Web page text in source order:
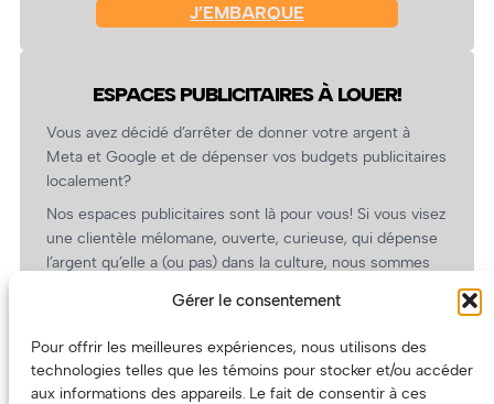
Gérer le consentement
Pour offrir les meilleures expériences, nous utilisons des
technologies telles que les témoins pour stocker et/ou accéder
aux informations des appareils. Le fait de consentir à ces
J’EMBARQUE
ESPACES PUBLICITAIRES À LOUER!
Vous avez décidé d’arrêter de donner votre argent à
Meta et Google et de dépenser vos budgets publicitaires
localement?
Nos espaces publicitaires sont là pour vous! Si vous visez
une clientèle mélomane, ouverte, curieuse, qui dépense
l’argent qu’elle a (ou pas) dans la culture, nous sommes
revient.
(Oui, on va avoir des tarifs spéciaux pour vous, les